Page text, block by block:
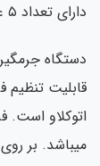
تعداد ۵ عدد سرقلم است.
تنظیم